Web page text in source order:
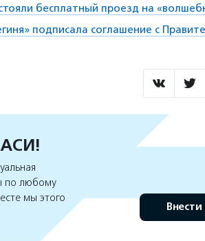
бесплатный проезд на
подписала соглашение с
по любому
мы этого
Внести